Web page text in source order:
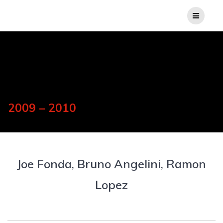
2009 – 2010
Joe Fonda, Bruno Angelini, Ramon
Lopez